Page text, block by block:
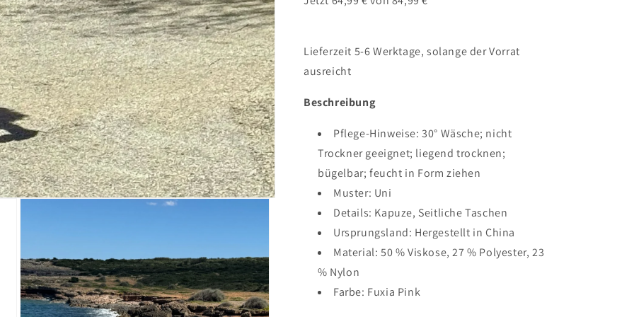
Lieferzeit 5-6 Werktage, solange der Vorrat
ausreicht
Beschreibung
Pflege-Hinweise: 30° Wäsche; nicht
Trockner geeignet; liegend trocknen;
bügelbar; feucht in Form ziehen
Muster: Uni
Details: Kapuze, Seitliche Taschen
Ursprungsland: Hergestellt in China
Material: 50 % Viskose, 27 % Polyester, 23
% Nylon
Farbe: Fuxia Pink